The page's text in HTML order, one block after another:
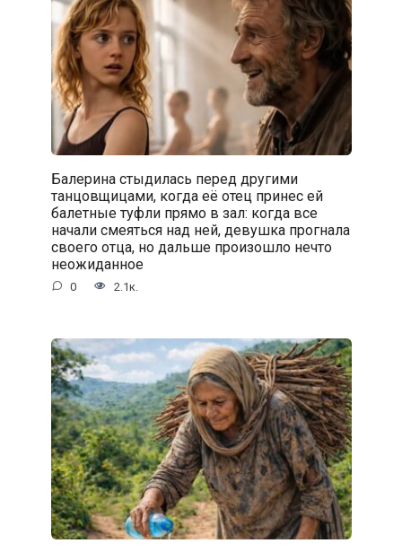
Балерина стыдилась перед другими
танцовщицами, когда её отец принес ей
балетные туфли прямо в зал: когда все
начали смеяться над ней, девушка прогнала
своего отца, но дальше произошло нечто
неожиданное
0 2.1к.